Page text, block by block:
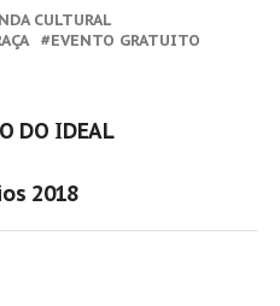
CULTURAL
EVENTO GRATUITO
DO IDEAL
2018